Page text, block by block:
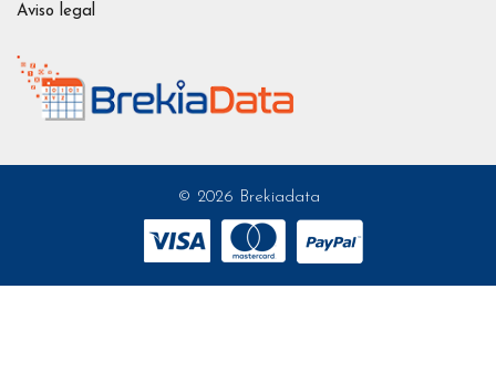
Aviso legal
© 2026 Brekiadata